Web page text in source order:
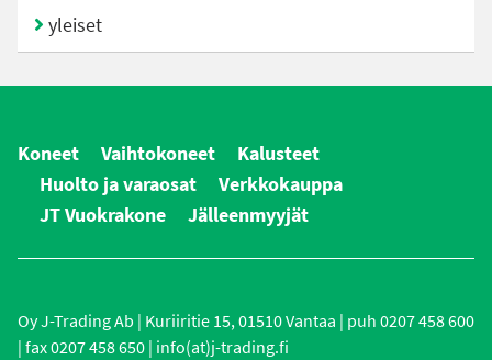
yleiset
Koneet Vaihtokoneet
Kalusteet
Huolto ja varaosat
Verkkokauppa
JT Vuokrakone
Jälleenmyyjät
Oy J-Trading Ab | Kuriiritie 15, 01510 Vantaa | puh 0207 458 600
| fax 0207 458 650 | info(at)j-trading.fi